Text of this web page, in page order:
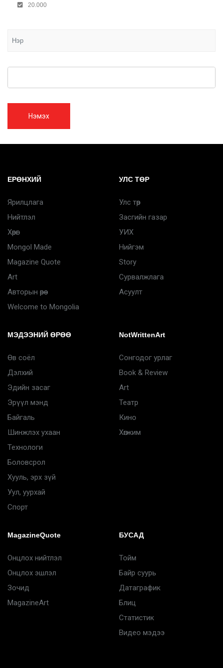
20.000
Нэмэх
ЕРӨНХИЙ
Ярилцлага
Нийтлэл
Хөрөг
Mongol Made
Magazine Quote
Art
Авторын өрөө
Welcome to Mongolia
УЛС ТӨР
Улс төр
Засгийн газар
УИХ
Нийгэм
Story
Сурвалжлага
Асуулт
МЭДЭЭНИЙ ӨРӨӨ
Өв соёл
Дэлхий
Эдийн засаг
Эрүүл мэнд
Байгаль
Шинжлэх ухаан
Технологи
Боловсрол
Хууль, эрх зүй
Уул, уурхай
Спорт
NotWrittenArt
Сонгодог урлаг
Book & Review
Art
Театр
Кино
Хөгжим
MagazineQuote
Онцлох нийтлэл
Онцлох эшлэл
Зочид
MagazineArt
БУСАД
Тойм
Байр суурь
Датаграфик
Блиц
Статистик
Видео мэдээ